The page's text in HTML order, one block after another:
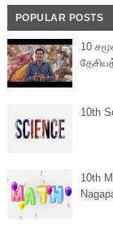
POPULAR POSTS
10
10th
10th